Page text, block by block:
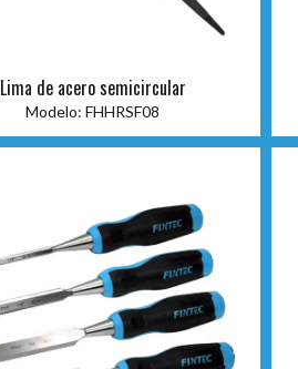
Lima de acero semicircular
Modelo: FHHRSF08